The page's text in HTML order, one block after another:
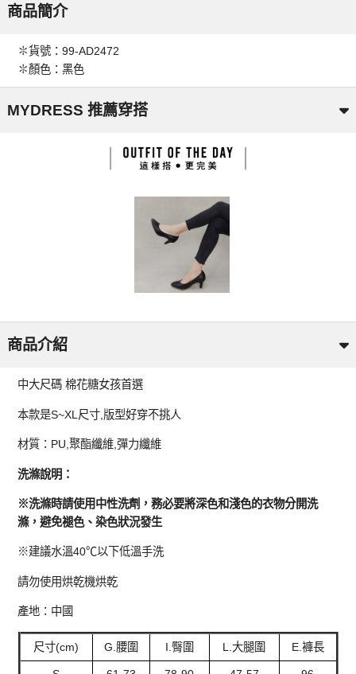
商品簡介
✽貨號：99-AD2472
✽顏色：黑色
MYDRESS 推薦穿搭
商品介紹
中大尺碼 棉花糖女孩首選
本款是S~XL尺寸,版型好穿不挑人
材質：PU,聚酯纖維,彈力纖維
洗滌說明：
※洗滌時請使用中性洗劑，務必要將深色和淺色的衣物分開洗
滌，避免褪色、染色狀況發生
※建議水溫40℃以下低溫手洗
請勿使用烘乾機烘乾
產地：中國
尺寸(cm) G.腰圍 I.臀圍 L.大腿圍 E.褲長